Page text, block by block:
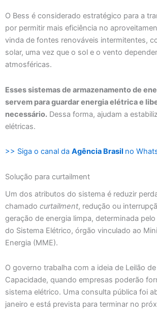
O Bess é considerado estratégico para a
por permitir mais eficiência no
vinda de fontes renováveis intermitentes,
solar, uma vez que o sol e o vento
atmosféricas.
Esses sistemas de armazenamento de
servem para guardar energia elétrica e
necessário. Dessa forma, ajudam a
elétricas.
>> Siga o canal da Agência Brasil no
Solução para curtailment
Um dos atributos do sistema é reduzir
chamado curtailment, redução ou
geração de energia limpa, determinada
do Sistema Elétrico, órgão vinculado ao
Energia (MME).
O governo trabalha com a ideia de Leilão
Capacidade, quando empresas poderão
sistema elétrico. Uma consulta pública foi
janeiro e está prevista para terminar no